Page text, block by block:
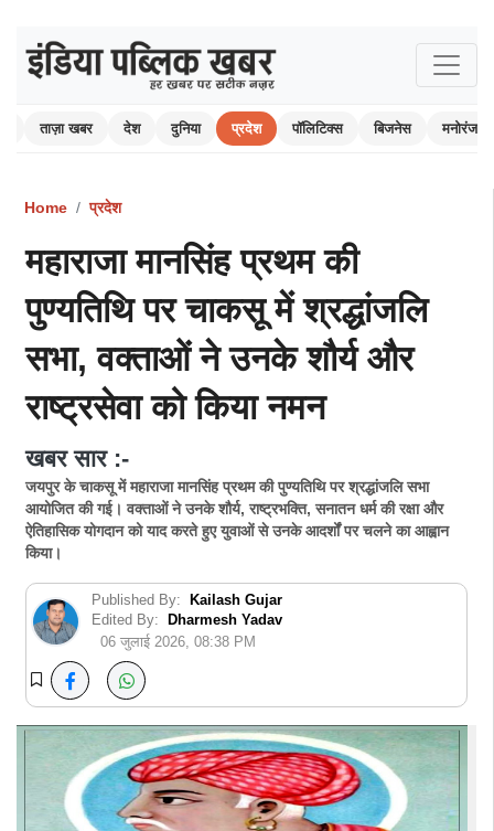
ताज़ा खबर देश दुनिया प्रदेश पॉलिटिक्स बिजनेस मनोरंजन
Home प्रदेश
महाराजा मानसिंह प्रथम की
पुण्यतिथि पर चाकसू में श्रद्धांजलि
सभा, वक्ताओं ने उनके शौर्य और
राष्ट्रसेवा को किया नमन
खबर सार :-
जयपुर के चाकसू में महाराजा मानसिंह प्रथम की पुण्यतिथि पर श्रद्धांजलि सभा
आयोजित की गई। वक्ताओं ने उनके शौर्य, राष्ट्रभक्ति, सनातन धर्म की रक्षा और
ऐतिहासिक योगदान को याद करते हुए युवाओं से उनके आदर्शों पर चलने का आह्वान
किया।
Published By:
Kailash Gujar
Edited By:
Dharmesh Yadav
06 जुलाई 2026, 08:38 PM